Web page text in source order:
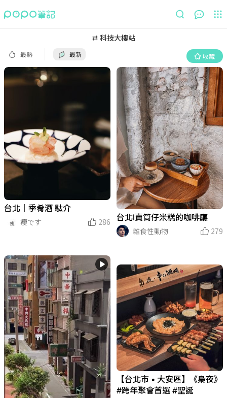
科技大樓站
最熱 最新 收藏
收藏
台北｜季肴酒 駄介
瘦です
286
台北l賣筒仔米糕的咖啡廳
雜食性動物
279
【台北市 • 大安區】《梟夜》
#跨年聚會首選 #聖誕